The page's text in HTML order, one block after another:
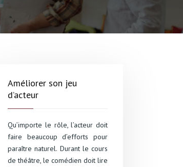
Améliorer son jeu
d’acteur
Qu’importe le rôle, l’acteur doit
faire beaucoup d’efforts pour
paraître naturel. Durant le cours
de théâtre, le comédien doit lire